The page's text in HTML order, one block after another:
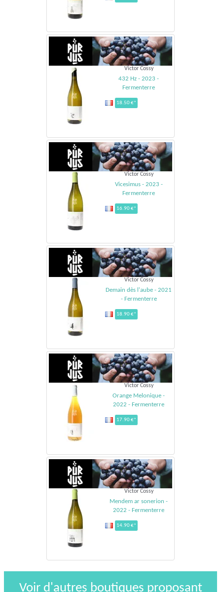
Victor Cossy
432 Hz - 2023 -
Fermenterre
18.50 €*
Victor Cossy
Vicesimus - 2023 -
Fermenterre
16.90 €*
Victor Cossy
Demain dès l'aube - 2021
- Fermenterre
18.90 €*
Victor Cossy
Orange Melonique -
2022 - Fermenterre
17.90 €*
Victor Cossy
Mendem ar sonerion -
2022 - Fermenterre
14.90 €*
Voir d'autres boutiques proposant